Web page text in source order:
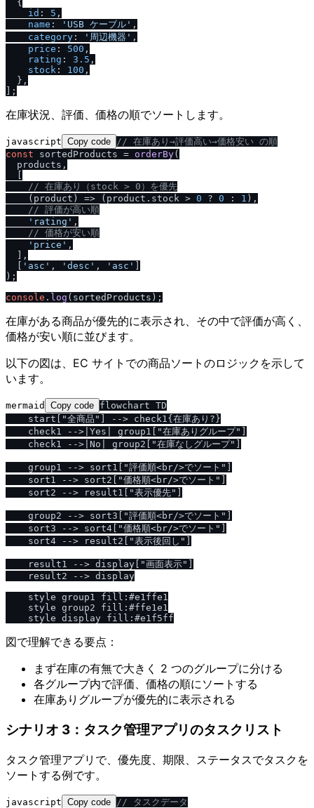
  {
id : 5 ,
name : 'USB ケーブル' ,
category : '周辺機器' ,
price : 500 ,
rating : 3.5 ,
stock : 100 ,
  },
在庫状況、評価、価格の順でソートします。
javascript Copy code // 在庫あり→評価高い→価格安い の順
const sortedProducts = orderBy(
  products,
// 在庫あり（stock > 0）を優先
( product ) => (product. stock > 0 ? 0 : 1 ),
// 評価が高い順
'rating' ,
// 価格が安い順
'price' ,
  ],
'asc' , 'desc' , 'asc'
);
console . log
在庫がある商品が優先的に表示され、その中で評価が高く、
価格が安い順に並びます。
以下の図は、EC サイトでの商品ソートのロジックを示して
います。
mermaid Copy code flowchart TD
    start["全商品"] --> check1{在庫あり?}
    check1 -->|Yes| group1["在庫ありグループ"]
    check1 -->|No| group2["在庫なしグループ"]
    group1 --> sort1["評価順<br/>でソート"]
    sort1 --> sort2["価格順<br/>でソート"]
    sort2 --> result1["表示優先"]
    group2 --> sort3["評価順<br/>でソート"]
    sort3 --> sort4["価格順<br/>でソート"]
    sort4 --> result2["表示後回し"]
    result1 --> display["画面表示"]
    result2 --> display
    style group1 fill:#e1ffe1
    style group2 fill:#ffe1e1
図で理解できる要点：
まず在庫の有無で大きく 2 つのグループに分ける
各グループ内で評価、価格の順にソートする
在庫ありグループが優先的に表示される
シナリオ 3：タスク管理アプリのタスクリスト
タスク管理アプリで、優先度、期限、ステータスでタスクを
ソートする例です。
javascript Copy code / / タスクデータ